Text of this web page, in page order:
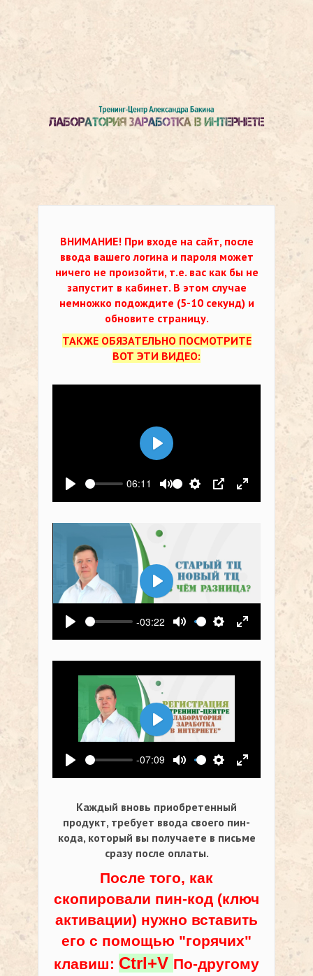
ВНИМАНИЕ! При входе на сайт, после
ввода вашего логина и пароля может
ничего не произойти, т.е. вас как бы не
запустит в кабинет. В этом случае
немножко подождите (5-10 секунд) и
обновите страницу.
ТАКЖЕ ОБЯЗАТЕЛЬНО ПОСМОТРИТЕ
ВОТ ЭТИ ВИДЕО:
Воспроизвести
06:11
Выключить звук
Настройки
PIP На весь
Воспроизвести
Воспроизвести
-03:22
Выключить звук
Настройки
На весь
Воспроизвести
Воспроизвести
-07:09
Выключить звук
Настройки
На весь
Воспроизвести
Каждый вновь приобретенный
продукт, требует ввода своего пин-
кода, который вы получаете в письме
сразу после оплаты.
После того, как
скопировали пин-код (ключ
активации) нужно вставить
его с помощью "горячих"
клавиш: Ctrl+V По-другому